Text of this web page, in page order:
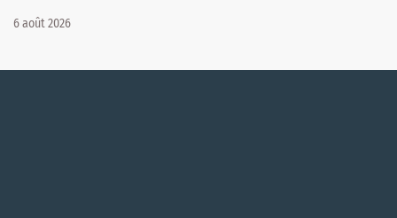
6 août 2026